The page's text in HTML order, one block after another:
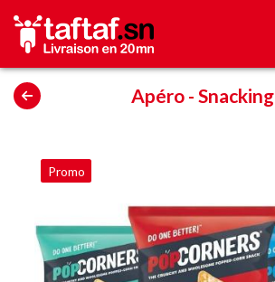
Apéro - Snacking
Promo